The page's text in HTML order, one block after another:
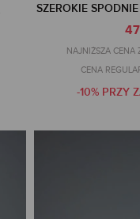
SZEROKIE
NAJNIŻSZA CENA
CENA
-10% PRZY